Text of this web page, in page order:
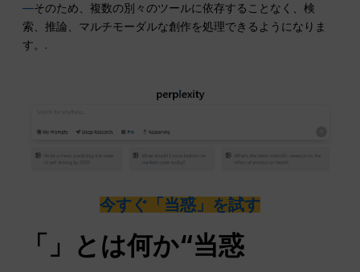
—そのため、複数の別々のツールに依存することなく、検
索、推論、マルチモーダルな創作を処理できるようになりま
す。.
今すぐ「当惑」を試す
「」とは何か“当惑